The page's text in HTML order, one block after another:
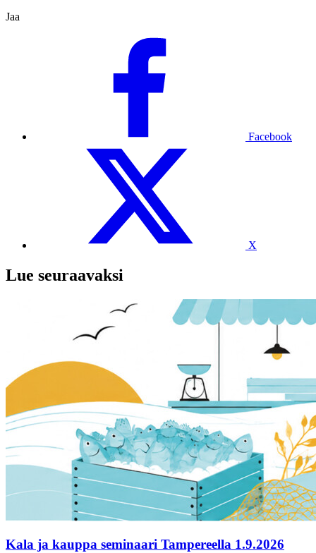
Jaa
Facebook
X
Lue seuraavaksi
Kala ja kauppa seminaari Tampereella 1.9.2026